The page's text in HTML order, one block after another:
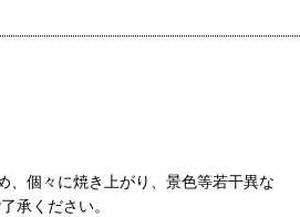
個々に焼き上がり、景色等若干異な
承ください。